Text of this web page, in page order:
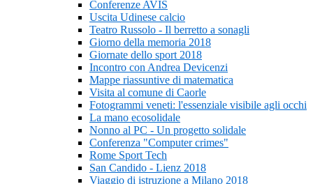
Conferenze AVIS
Uscita Udinese calcio
Teatro Russolo - Il berretto a sonagli
Giorno della memoria 2018
Giornate dello sport 2018
Incontro con Andrea Devicenzi
Mappe riassuntive di matematica
Visita al comune di Caorle
Fotogrammi veneti: l'essenziale visibile agli occhi
La mano ecosolidale
Nonno al PC - Un progetto solidale
Conferenza "Computer crimes"
Rome Sport Tech
San Candido - Lienz 2018
Viaggio di istruzione a Milano 2018